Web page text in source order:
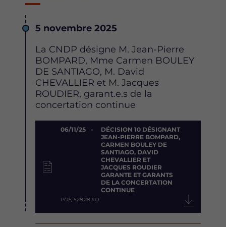
Date
5 novembre 2025
Description
La CNDP désigne M. Jean-Pierre
BOMPARD, Mme Carmen BOULEY
DE SANTIAGO, M. David
CHEVALLIER et M. Jacques
ROUDIER, garant.e.s de la
concertation continue
Document
06/11/25
DÉCISION 10 DÉSIGNANT
JEAN-PIERRE BOMPARD,
CARMEN BOULEY DE
SANTIAGO, DAVID
CHEVALLIER ET
JACQUES ROUDIER
GARANTE ET GARANTS
DE LA CONCERTATION
CONTINUE
PDF, 528.28 KO